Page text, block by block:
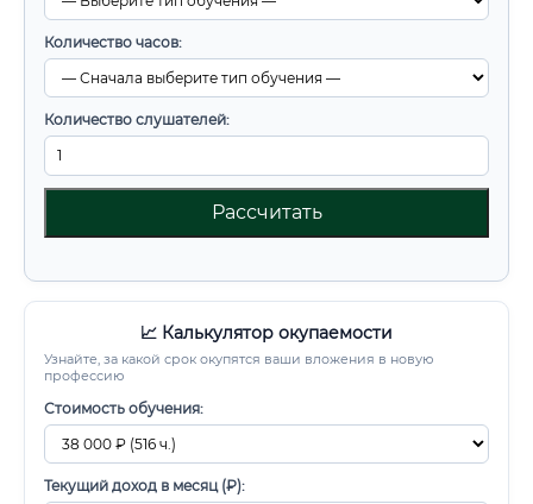
Количество часов:
Количество слушателей:
Рассчитать
📈 Калькулятор окупаемости
Узнайте, за какой срок окупятся ваши вложения в новую
профессию
Стоимость обучения:
Текущий доход в месяц (₽):